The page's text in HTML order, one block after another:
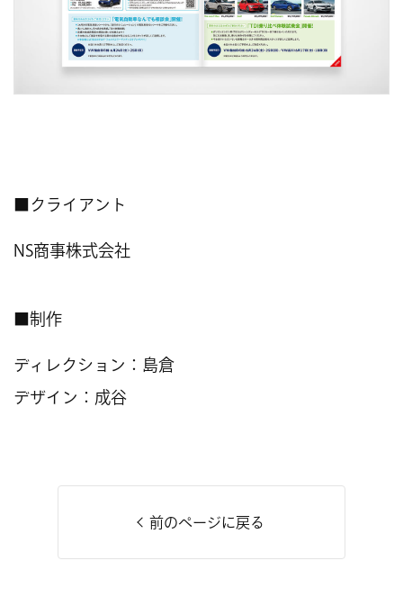
■クライアント
NS商事株式会社
■制作
ディレクション：島倉
デザイン：成谷
前のページに戻る